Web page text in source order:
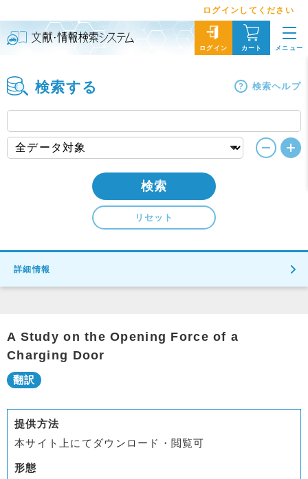
ログインしてください
ログイン カート メニュー
検索する 検索ヘルプ
検索
リセット
詳細情報
A Study on the Opening Force of a
Charging Door
提供方法
本サイト上にてダウンロード・閲覧可
形態